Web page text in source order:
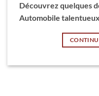
Découvrez quelques
Automobile